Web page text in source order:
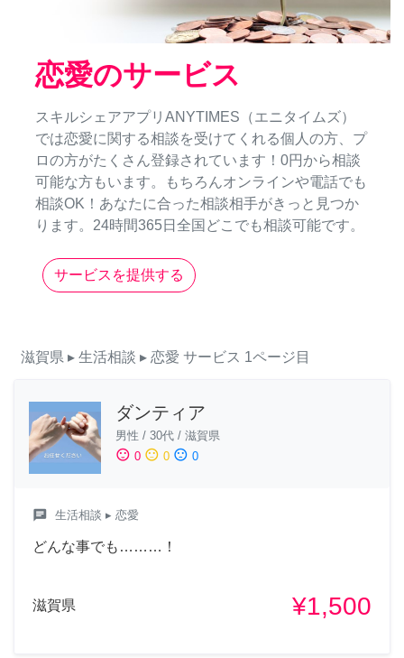
恋愛のサービス
スキルシェアアプリANYTIMES（エニタイムズ）
では恋愛に関する相談を受けてくれる個人の方、プ
ロの方がたくさん登録されています！0円から相談
可能な方もいます。もちろんオンラインや電話でも
相談OK！あなたに合った相談相手がきっと見つか
ります。24時間365日全国どこでも相談可能です。
サービスを提供する
滋賀県 ▸ 生活相談 ▸ 恋愛 サービス 1ページ目
ダンティア
男性 / 30代 / 滋賀県
sentiment_satisfied 0 sentiment_neutral 0 sentiment_dissatisfied 0
chat 生活相談 ▸ 恋愛
どんな事でも………！
滋賀県 ¥1,500